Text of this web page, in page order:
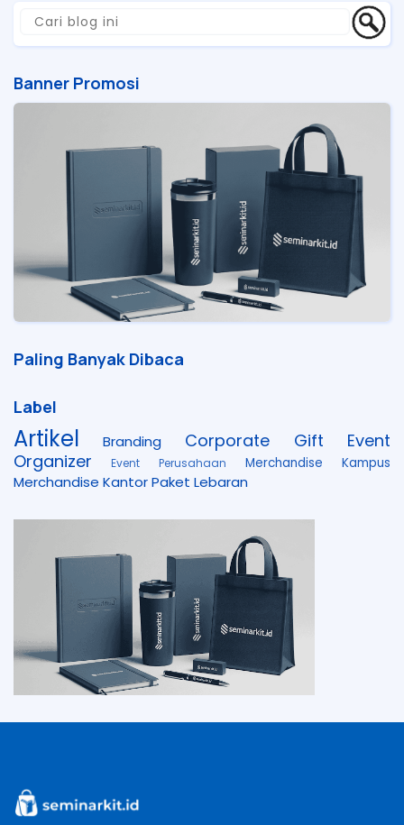
Banner Promosi
Paling Banyak Dibaca
Label
Artikel Branding Corporate Gift
Event
Organizer
Event Perusahaan Merchandise Kampus
Merchandise KantorPaket Lebaran